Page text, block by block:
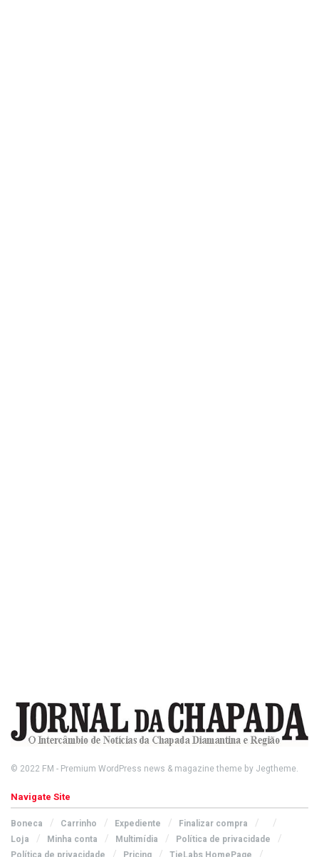
© 2022 FM - Premium WordPress news & magazine theme by Jegtheme.
Navigate Site
Boneca Carrinho Expediente
Finalizar compra
Loja
Minha conta Multimídia
Política de privacidade